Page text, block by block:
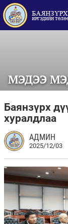
МЭДЭЭ
Баянзүрх
хуралдлаа
АДМИН
2025/12/03